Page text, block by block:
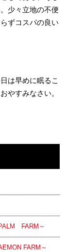
少々立地の不便
ずコスパの良い
は早めに眠るこ
やすみなさい。
FARM～
FARM～